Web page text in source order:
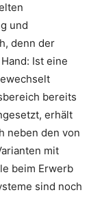
und
denn der
Ist eine
bereits
erhält
neben den von
mit
beim Erwerb
sind noch